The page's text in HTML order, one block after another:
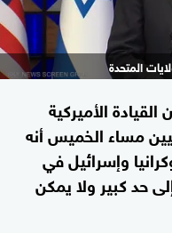
المتحدة
الأميركية
مساء الخميس أنه
وإسرائيل في
حد كبير ولا يمكن